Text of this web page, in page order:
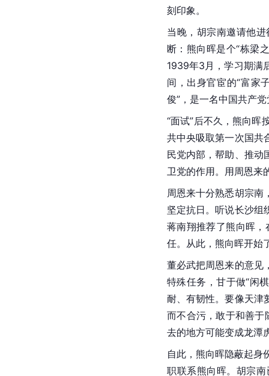
刻印象。
当晚，胡宗南邀请他
断：熊向晖是个“栋梁
1939年3月，学习期满
间，出身官宦的“富家
俊”，是一名中国共产
“面试”后不久，熊向晖
共中央吸取第一次国共
民党内部，帮助、推动
卫党的作用。用周恩来
周恩来十分熟悉胡宗
坚定抗日。听说长沙组
蒋南翔推荐了熊向晖
任。从此，熊向晖开始
董必武把周恩来的意见
特殊任务，甘于做“闲
耐、有韧性。要像天津
而不合污，敢于和善于
去的地方可能变成龙潭
自此，熊向晖隐蔽起身
职联系熊向晖。胡宗南